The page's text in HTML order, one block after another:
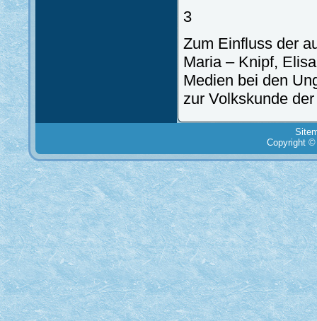
3
Zum Einfluss der
Maria – Knipf,
Medien bei den
zur Volkskunde
Copyright ©